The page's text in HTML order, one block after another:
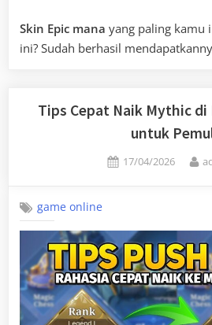
Skin Epic mana yang paling kamu
ini? Sudah berhasil
Tips Cepat Naik Mythic di
untuk
Posted
17/04/2026
game online